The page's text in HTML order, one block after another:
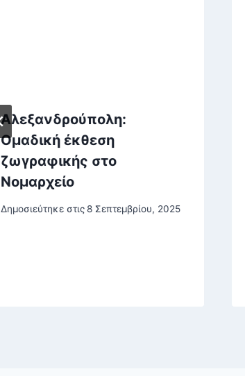
Αλεξανδρούπολη:
Ομαδική έκθεση
ζωγραφικής στο
Νομαρχείο
Δημοσιεύτηκε στις8 Σεπτεμβρίου, 2025